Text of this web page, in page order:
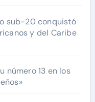
sub-20 conquistó
y del Caribe
número 13 en los